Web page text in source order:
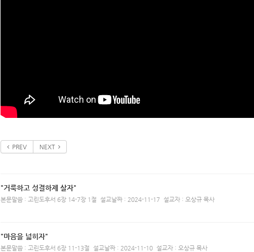
PREV NEXT
"거룩하고 성결하제 살자"
본문말씀 : 고린도후서 6장 14-7장 1절 설교날짜 : 2024-11-17 설교자 : 오상규 목사
"마음을 넓히자"
본문말씀 : 고린도후서 6장 11-13절 설교날짜 : 2024-11-10 설교자 : 오상규 목사